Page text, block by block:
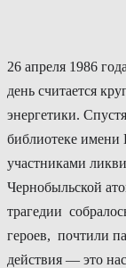
содержимому
26 апреля 1986
день считается
энергетики.
библиотеке имени
участниками
Чернобыльской
трагедии
героев, почтили
действия — это